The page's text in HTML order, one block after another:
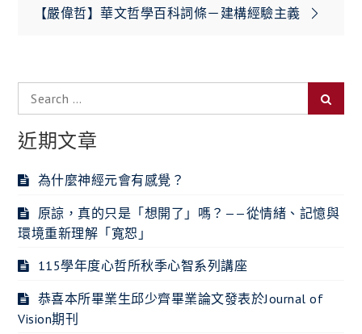
章
覽
【嚴偉哲】華文哲學百科詞條－建構經驗主義
Search
for:
近期文章
為什麼神經元會有感覺？
原諒，真的只是「想開了」嗎？——從情緒、記憶與
環境重新理解「寬恕」
115學年度心哲所秋季心智系列講座
恭喜本所畢業生邱少齊畢業論文發表於Journal of
Vision期刊